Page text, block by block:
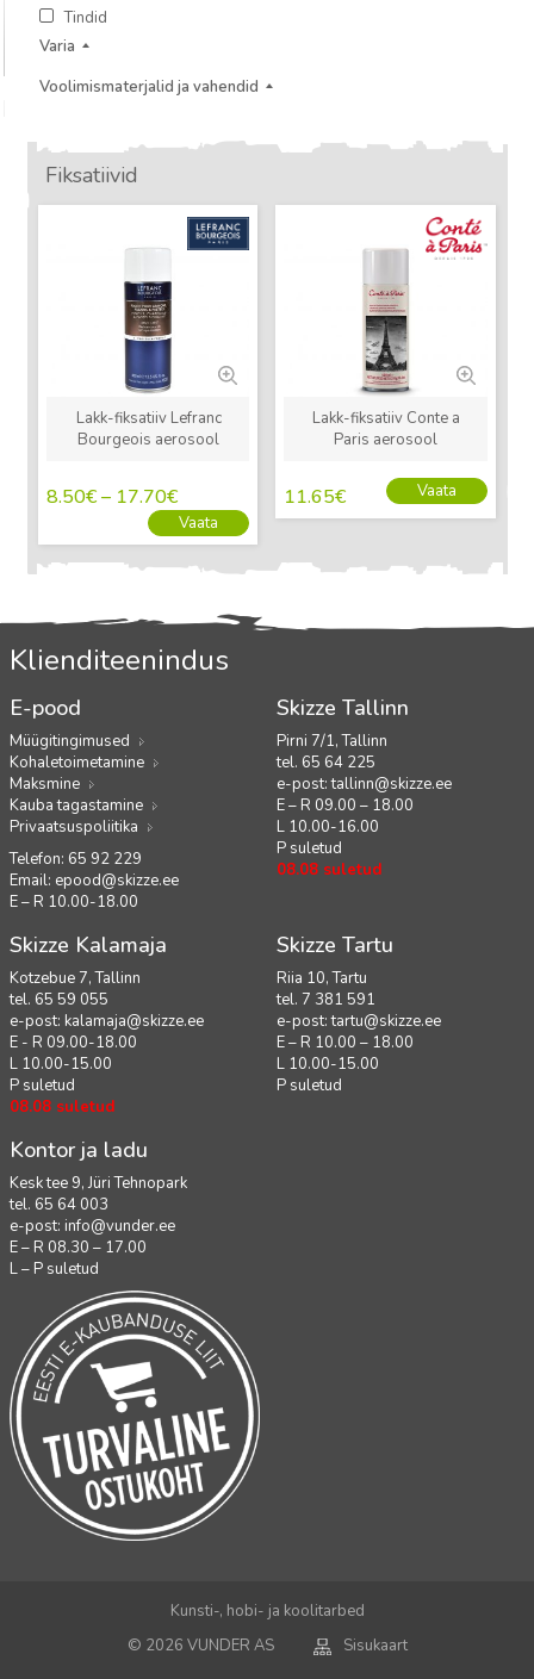
Tindid
Varia
Voolimismaterjalid ja vahendid
Fiksatiivid
Lakk-fiksatiiv Lefranc
Bourgeois aerosool
8.50€– 17.70€
Vaata
Lakk-fiksatiiv Conte a
Paris aerosool
11.65€ Vaata
Klienditeenindus
E-pood
Müügitingimused
Kohaletoimetamine
Maksmine
Kauba tagastamine
Privaatsuspoliitika
Telefon: 65 92 229
Email: epood@skizze.ee
E – R 10.00-18.00
Skizze Tallinn
Pirni 7/1, Tallinn
tel. 65 64 225
e-post:tallinn@skizze.ee
E – R 09.00 – 18.00
L 10.00-16.00
P suletud
08.08 suletud
Skizze Kalamaja
Kotzebue 7, Tallinn
tel. 65 59 055
e-post: kalamaja@skizze.ee
E - R 09.00-18.00
L 10.00-15.00
P suletud
08.08 suletud
Skizze Tartu
Riia 10, Tartu
tel. 7 381 591
e-post:tartu@skizze.ee
E – R 10.00 – 18.00
L 10.00-15.00
P suletud
Kontor ja ladu
Kesk tee 9, Jüri Tehnopark
tel. 65 64 003
e-post: info@vunder.ee
E – R 08.30 – 17.00
L – P suletud
Kunsti-, hobi- ja koolitarbed
© 2026 VUNDER AS
Sisukaart